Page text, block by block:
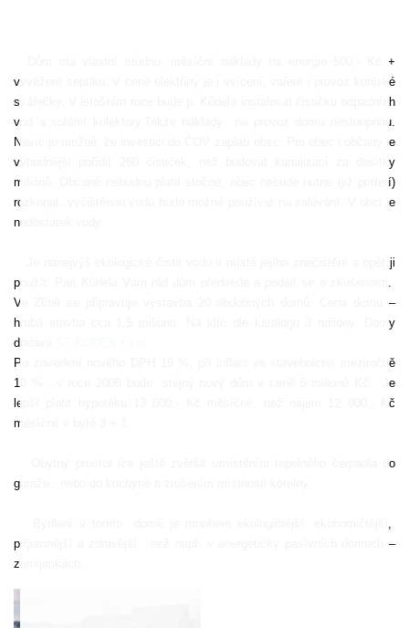
Dům má vlastní studnu, měsíční náklady na energie 500,- Kč +
vyvážení septiku. V ceně elektřiny je i svícení, vaření i provoz kutilské
svářečky. V letošním roce bude p. Kůdela instalovat čističku odpadních
vod a solární kolektory.Takže náklady
na provoz domu nestoupnou.
Navíc je možné, že investici do ČOV zaplatí obec. Pro obec i občany je
výhodnější pořídit 260 čističek, než budovat kanalizaci za desítky
miliónů. Občané nebudou platit stočné, obec nebude nutné (již potřetí)
rozkopat, vyčištěnou vodu bude možné používat na zalévání. V obci je
nedostatek vody.
Je nanejvýš ekologické čistit vodu v místě jejího znečištění a opět ji
použít. Pan Kůdela Vám rád dům předvede a podělí se o zkušenosti.
Ve Zlíně se připravuje výstavba 20 obdobných domů. Cena domu –
hrubá stavba cca 1,5 milionu. Na klíč dle katalogu 3 miliony. Domy
dodává
Po zavedení nového DPH 19 %, při inflaci ve stavebnictví meziročně
10 % , v roce 2008 bude
Je
lepší platit hypotéku 13 000,- Kč měsíčně, než nájem 12 000,- Kč
měsíčně v bytě 3 + 1.
Obytný prostor lze ještě zvětšit umístěním tepelného čerpadla do
garáže,
domě je mnohem ekologičtější, ekonomičtější,
příjemnější a zdravější, než např. v energeticky pasívních domech –
zemljankách.